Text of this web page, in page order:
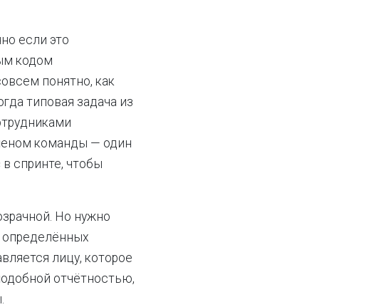
если это
кодом
понятно, как
типовая задача из
команды — один
спринте, чтобы
Но нужно
лицу, которое
отчётностью,